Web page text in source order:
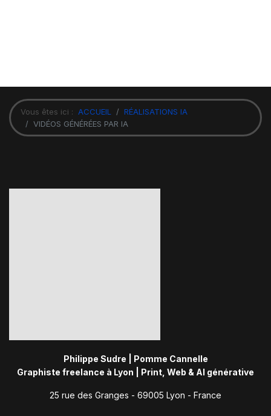
Vous êtes ici : ACCUEIL
RÉALISATIONS IA
VIDÉOS GÉNÉRÉES PAR IA
Philippe Sudre | Pomme Cannelle
Graphiste freelance à Lyon | Print, Web & AI générative
25 rue des Granges - 69005 Lyon - France